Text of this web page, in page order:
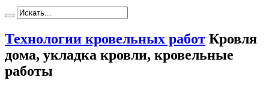
Технологии кровельных работ Кровля
дома, укладка кровли, кровельные
работы